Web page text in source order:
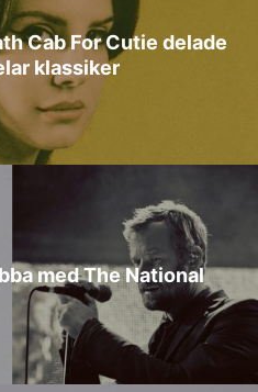
Cab For Cutie delade
klassiker
med The National